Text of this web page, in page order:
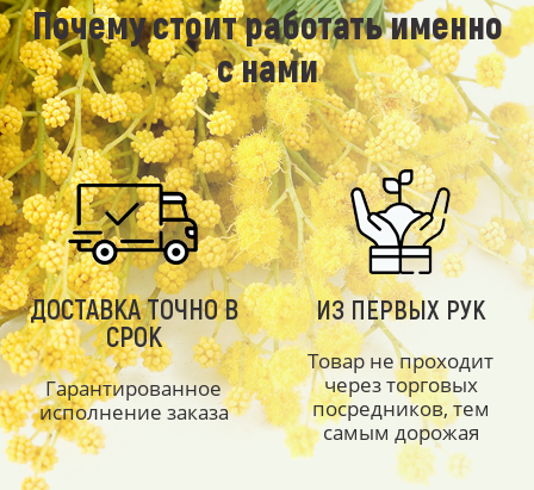
Почему стоит работать именно
с нами
ДОСТАВКА ТОЧНО В
СРОК
Гарантированное
исполнение заказа
ИЗ ПЕРВЫХ РУК
Товар не проходит
через торговых
посредников, тем
самым дорожая